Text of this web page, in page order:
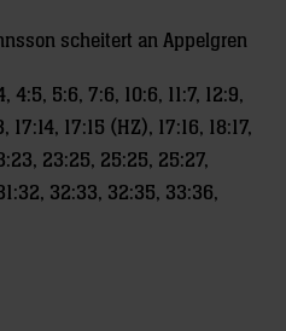
scheitert an Appelgren
4:5, 5:6, 7:6, 10:6, 11:7, 12:9,
17:14, 17:15 (HZ), 17:16, 18:17,
23:25, 25:25, 25:27,
32:33, 32:35, 33:36,